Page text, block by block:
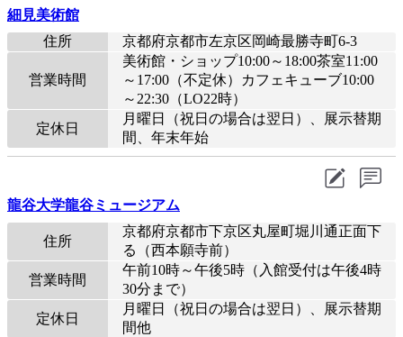
細見美術館
住所
京都府京都市左京区岡崎最勝寺町6-3
営業時間
美術館・ショップ10:00～18:00茶室11:00
～17:00（不定休）カフェキューブ10:00
～22:30（LO22時）
定休日
月曜日（祝日の場合は翌日）、展示替期
間、年末年始
龍谷大学龍谷ミュージアム
住所
京都府京都市下京区丸屋町堀川通正面下
る（西本願寺前）
営業時間
午前10時～午後5時（入館受付は午後4時
30分まで）
定休日
月曜日（祝日の場合は翌日）、展示替期
間他